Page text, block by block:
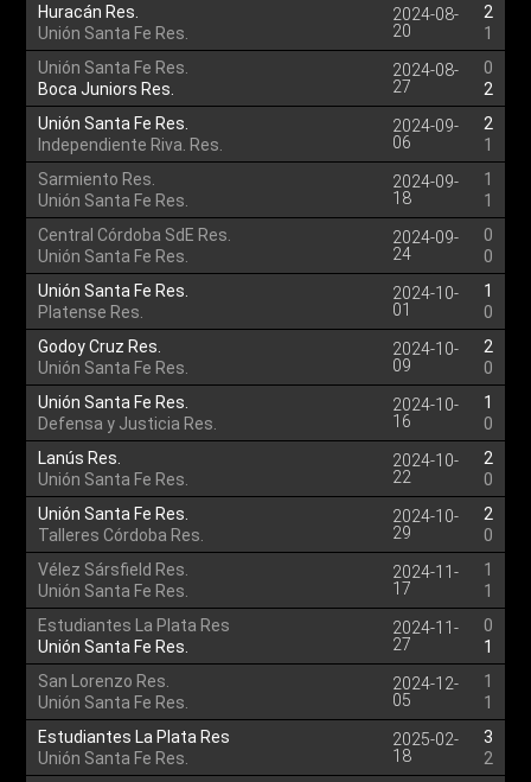
Huracán Res.
Unión Santa Fe Res.
2024-08-
20
2
1
Unión Santa Fe Res.
Boca Juniors Res.
2024-08-
27
0
2
Unión Santa Fe Res.
Independiente Riva. Res.
2024-09-
06
2
1
Sarmiento Res.
Unión Santa Fe Res.
2024-09-
18
1
1
Central Córdoba SdE Res.
Unión Santa Fe Res.
2024-09-
24
0
0
Unión Santa Fe Res.
Platense Res.
2024-10-
01
1
0
Godoy Cruz Res.
Unión Santa Fe Res.
2024-10-
09
2
0
Unión Santa Fe Res.
Defensa y Justicia Res.
2024-10-
16
1
0
Lanús Res.
Unión Santa Fe Res.
2024-10-
22
2
0
Unión Santa Fe Res.
Talleres Córdoba Res.
2024-10-
29
2
0
Vélez Sársfield Res.
Unión Santa Fe Res.
2024-11-
17
1
1
Estudiantes La Plata Res
Unión Santa Fe Res.
2024-11-
27
0
1
San Lorenzo Res.
Unión Santa Fe Res.
2024-12-
05
1
1
Estudiantes La Plata Res
Unión Santa Fe Res.
2025-02-
18
3
2